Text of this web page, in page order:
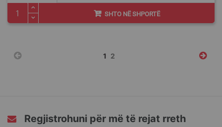
SHTO NË SHPORTË
Faqja
You're
1 Faqja
2
Regjistrohuni për më të rejat rreth